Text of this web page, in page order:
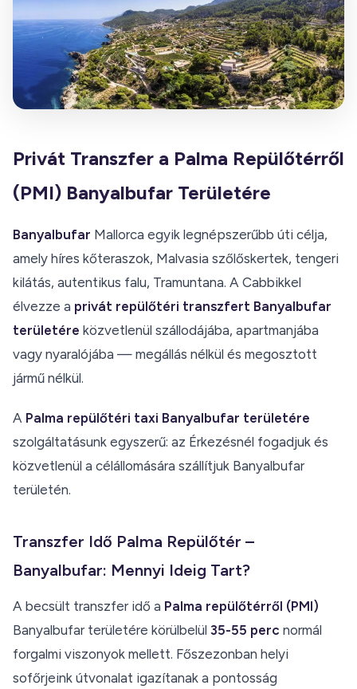
Privát Transzfer a Palma Repülőtérről
(PMI) Banyalbufar Területére
Banyalbufar Mallorca egyik legnépszerűbb úti célja,
amely híres kőteraszok, Malvasia szőlőskertek, tengeri
kilátás, autentikus falu, Tramuntana. A Cabbikkel
élvezze a privát repülőtéri transzfert Banyalbufar
területére közvetlenül szállodájába, apartmanjába
vagy nyaralójába — megállás nélkül és megosztott
jármű nélkül.
A Palma repülőtéri taxi Banyalbufar területére
szolgáltatásunk egyszerű: az Érkezésnél fogadjuk és
közvetlenül a célállomására szállítjuk Banyalbufar
területén.
Transzfer Idő Palma Repülőtér –
Banyalbufar: Mennyi Ideig Tart?
A becsült transzfer idő a Palma repülőtérről (PMI)
Banyalbufar területére körülbelül 35-55 perc normál
forgalmi viszonyok mellett. Főszezonban helyi
sofőrjeink útvonalat igazítanak a pontosság